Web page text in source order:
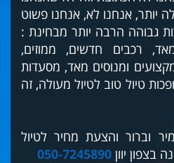
יותר, אנחנו לא, אנחנו פשוט
גבוהה הרבה יותר מבחינת :
רכבים חדשים, ממוזים,
ומנוסים מאד, מסעדות
טיול טוב לטיול מעולה, זה
וברור והצעת מחיר לטיול
בצפון יוון 050-7245890